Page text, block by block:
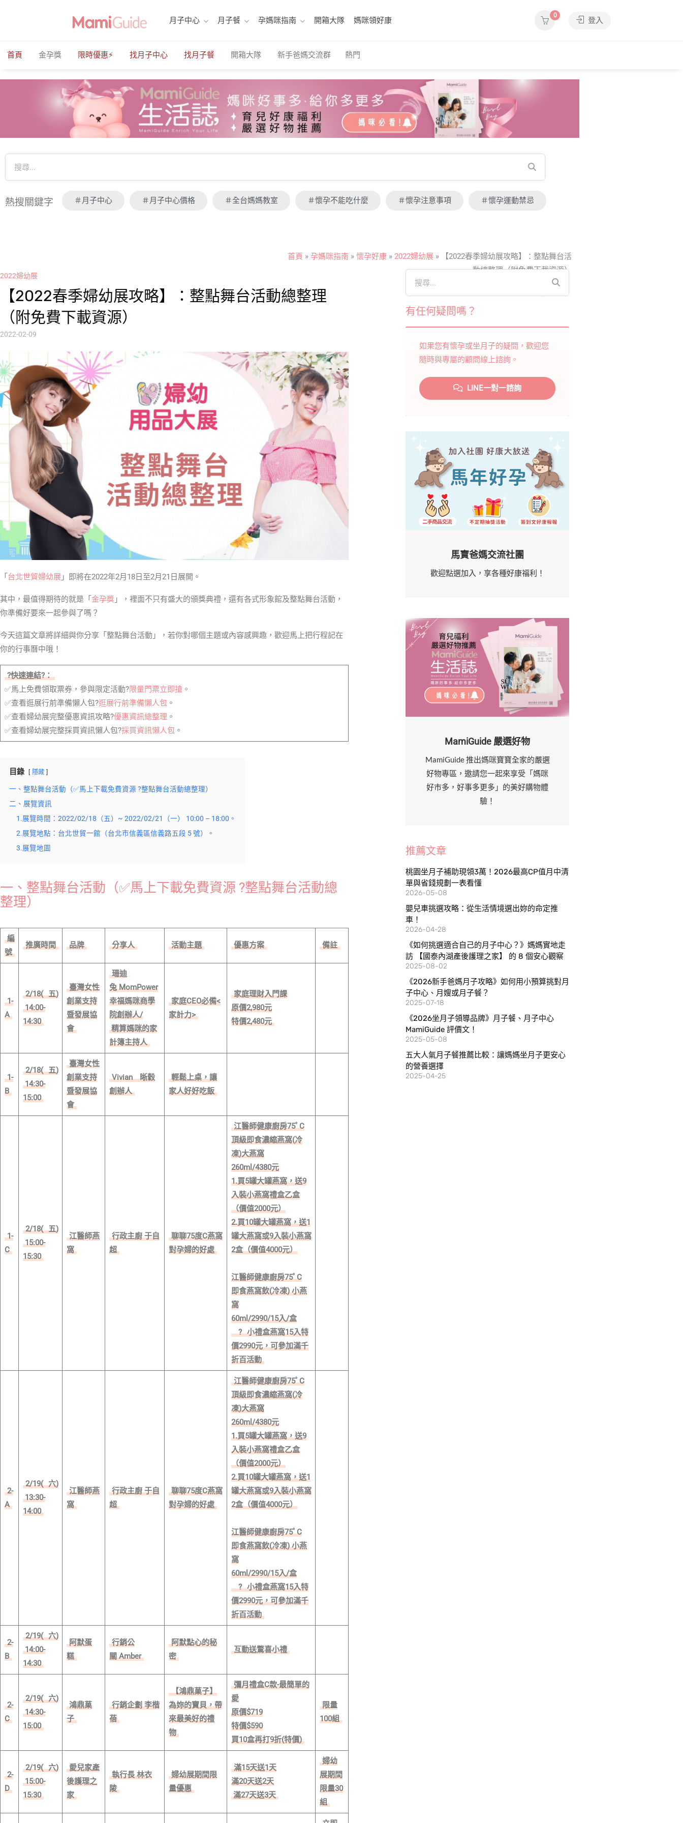
月子中心 月子餐 孕媽咪指南 開箱大隊 媽咪領好康
0
登入
首頁 金孕獎 限時優惠⚡️ 找月子中心 找月子餐 開箱大隊 新手爸媽交流群 熱門
熱搜關鍵字 ＃月子中心 ＃月子中心價格 ＃全台媽媽教室 ＃懷孕不能吃什麼 ＃懷孕注意事項 ＃懷孕運動禁忌
首頁 » 孕媽咪指南 » 懷孕好康 » 2022婦幼展 »
【2022春季婦幼展攻略】：整點舞台活
動總整理（附免費下載資源）
2022婦幼展
【2022春季婦幼展攻略】：整點舞台活動總整理
（附免費下載資源）
2022-02-09
「 台北世貿婦幼展 」即將在2022年2月18日至2月21日展開。
其中，最值得期待的就是「 金孕獎 」，裡面不只有盛大的頒獎典禮，還有各式形象館及整點舞台活動，
你準備好要來一起參與了嗎？
今天這篇文章將詳細與你分享「整點舞台活動」，若你對哪個主題或內容感興趣，歡迎馬上把行程記在
你的行事曆中哦！
?快速連結?：
✅馬上免費領取票券，參與限定活動?限量門票立即搶 。
✅查看逛展行前準備懶人包?逛展行前準備懶人包。
✅查看婦幼展完整優惠資訊攻略?優惠資訊總整理 。
✅查看婦幼展完整採買資訊懶人包?採買資訊懶人包。
目錄 隱藏
一、整點舞台活動（✅馬上下載免費資源 ?整點舞台活動總整理）
二、展覽資訊
1.展覽時間：2022/02/18（五）~ 2022/02/21（一） 10:00 – 18:00。
2.展覽地點：台北世貿一館（台北市信義區信義路五段 5 號）。
3.展覽地圖
一、整點舞台活動（✅馬上下載免費資源 ?整點舞台活動總
整理）
編
號
推廣時間 品牌 分享人 活動主題 優惠方案 備註
1-
A
2/18( 五)
14:00-
14:30
臺灣女性
創業支持
暨發展協
會
珊迪
兔 MomPower
幸福媽咪商學
院創辦人/
精算媽咪的家
計簿主持人
家庭CEO必備<
家計力>
家庭理財入門課
原價2,980元
特價2,480元
1-
B
2/18( 五)
14:30-
15:00
臺灣女性
創業支持
暨發展協
會
Vivian 晰穀
創辦人
輕鬆上桌，讓
家人好好吃飯
1-
C
2/18( 五)
15:00-
15:30
江醫師燕
窩
行政主廚 于自
超
聊聊75度C燕窩
對孕婦的好處
江醫師健康廚房75ﾟC
頂級即食濃縮燕窩(冷
凍)大燕窩
260ml/4380元
1.買5罐大罐燕窩，送9
入裝小燕窩禮盒乙盒
（價值2000元）
2.買10罐大罐燕窩，送1
罐大燕窩或9入裝小燕窩
2盒（價值4000元）
江醫師健康廚房75ﾟC
即食燕窩飲(冷凍) 小燕
窩
60ml/2990/15入/盒
? 小禮盒燕窩15入特
價2990元，可參加滿千
折百活動
2-
A
2/19( 六)
13:30-
14:00
江醫師燕
窩
行政主廚 于自
超
聊聊75度C燕窩
對孕婦的好處
江醫師健康廚房75ﾟC
頂級即食濃縮燕窩(冷
凍)大燕窩
260ml/4380元
1.買5罐大罐燕窩，送9
入裝小燕窩禮盒乙盒
（價值2000元）
2.買10罐大罐燕窩，送1
罐大燕窩或9入裝小燕窩
2盒（價值4000元）
江醫師健康廚房75ﾟC
即食燕窩飲(冷凍) 小燕
窩
60ml/2990/15入/盒
? 小禮盒燕窩15入特
價2990元，可參加滿千
折百活動
2-
B
2/19( 六)
14:00-
14:30
阿默蛋
糕
行銷公
關 Amber
阿默點心的秘
密
互動送驚喜小禮
2-
C
2/19( 六)
14:30-
15:00
鴻鼎菓
子
行銷企劃 李楷
蓓
【鴻鼎菓子】
為妳的寶貝，帶
來最美好的禮
物
彌月禮盒C款-最簡單的
愛
原價$719
特價$590
買10盒再打9折(特價)
限量
100組
2-
D
2/19( 六)
15:00-
15:30
愛兒家產
後護理之
家
執行長 林衣
陵
婦幼展期間限
量優惠
滿15天送1天
滿20天送2天
滿27天送3天
婦幼
展期間
限量30
組
有任何疑問嗎？
如果您有懷孕或坐月子的疑問，歡迎您
隨時與專屬的顧問線上諮詢。
LINE一對一諮詢
馬寶爸媽交流社團
歡迎點選加入，享各種好康福利！
MamiGuide 嚴選好物
MamiGuide 推出媽咪寶寶全家的嚴選
好物專區，邀請您一起來享受「媽咪
好市多，好事多更多」的美好購物體
驗！
推薦文章
桃園坐月子補助現領3萬！2026最高CP值月中清
單與省錢規劃一表看懂
2026-05-08
嬰兒車挑選攻略：從生活情境選出妳的命定推
車！
2026-04-28
《如何挑選適合自己的月子中心？》媽媽實地走
訪 【國泰內湖產後護理之家】 的 8 個安心觀察
2025-08-02
《2026新手爸媽月子攻略》如何用小預算挑對月
子中心、月嫂或月子餐？
2025-07-18
《2026坐月子領導品牌》月子餐、月子中心
MamiGuide 評價文！
2025-05-08
五大人氣月子餐推薦比較：讓媽媽坐月子更安心
的營養選擇
2025-04-25